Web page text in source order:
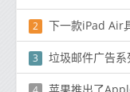
2 下一款iPad Air
3 垃圾邮件广告